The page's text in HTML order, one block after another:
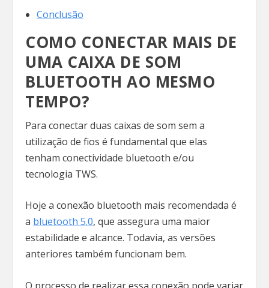
Conclusão
COMO CONECTAR MAIS DE
UMA CAIXA DE SOM
BLUETOOTH AO MESMO
TEMPO?
Para conectar duas caixas de som sem a
utilização de fios é fundamental que elas
tenham conectividade bluetooth e/ou
tecnologia TWS.
Hoje a conexão bluetooth mais recomendada é
a bluetooth 5.0, que assegura uma maior
estabilidade e alcance. Todavia, as versões
anteriores também funcionam bem.